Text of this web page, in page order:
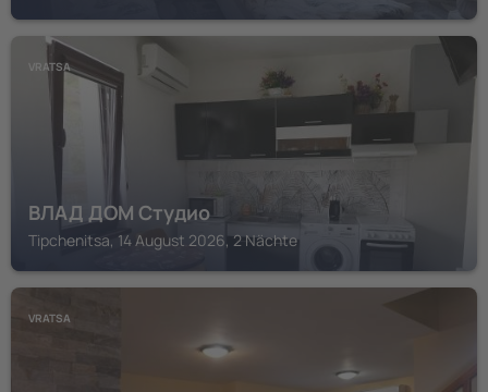
VRATSA
ВЛАД ДОМ Студио
Tipchenitsa, 14 August 2026, 2 Nächte
VRATSA